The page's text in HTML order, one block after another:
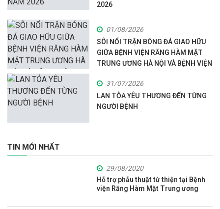
2026
01/08/2026
SÔI NỔI TRẬN BÓNG ĐÁ GIAO HỮU
GIỮA BỆNH VIỆN RĂNG HÀM MẶT
TRUNG ƯƠNG HÀ NỘI VÀ BỆNH VIỆN
31/07/2026
LAN TỎA YÊU THƯƠNG ĐẾN TỪNG
NGƯỜI BỆNH
TIN MỚI NHẤT
29/08/2020
Hỗ trợ phẫu thuật từ thiện tại Bệnh
viện Răng Hàm Mặt Trung ương